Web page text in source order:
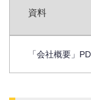
資料
「会社概要」